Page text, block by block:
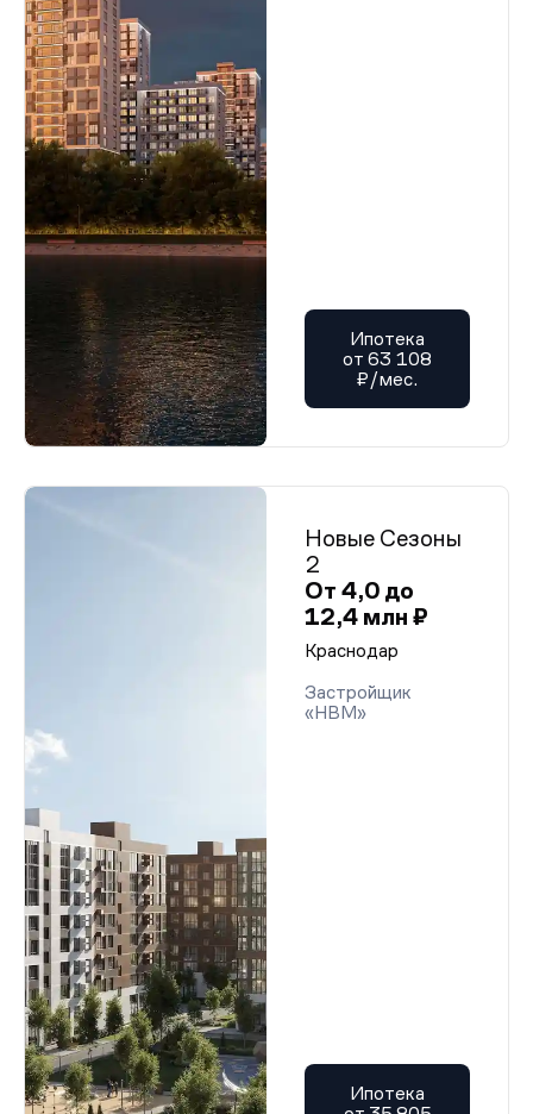
Ипотека
от 63 108
₽/мес.
Новые Сезоны
2
От 4,0 до
12,4 млн ₽
Краснодар
Застройщик
«НВМ»
Ипотека